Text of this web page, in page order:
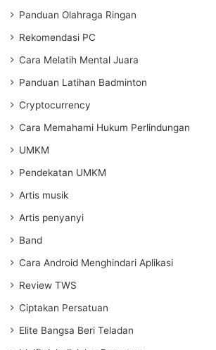
Panduan Olahraga Ringan
Rekomendasi PC
Cara Melatih Mental Juara
Panduan Latihan Badminton
Cryptocurrency
Cara Memahami Hukum Perlindungan
UMKM
Pendekatan UMKM
Artis musik
Artis penyanyi
Band
Cara Android Menghindari Aplikasi
Review TWS
Ciptakan Persatuan
Elite Bangsa Beri Teladan